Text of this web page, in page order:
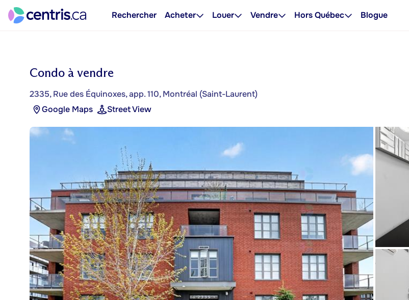
Rechercher Acheter Louer Vendre Hors Québec Blogue
Condo à vendre
2335, Rue des Équinoxes, app. 110, Montréal (Saint-Laurent)
Google Maps
Street View